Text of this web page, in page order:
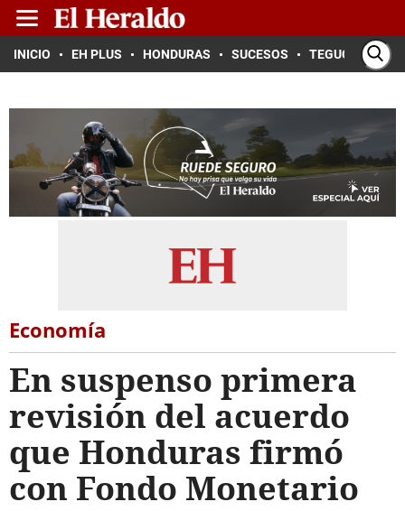
INICIO EH PLUS HONDURAS SUCESOS TEGUCIGALPA
Economía
En suspenso primera
revisión del acuerdo
que Honduras firmó
con Fondo Monetario